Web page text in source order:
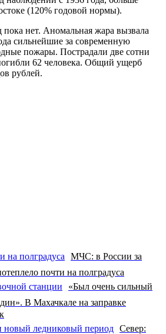
(120% годовой нормы).
пока нет. Аномальная жара вызвала
сильнейшие за современную
пожары. Пострадали две сотни
62 человека. Общий ущерб
рублей.
МЧС: в России за
почти на полградуса
«Был очень сильный
В Махачкале на заправке
Север: